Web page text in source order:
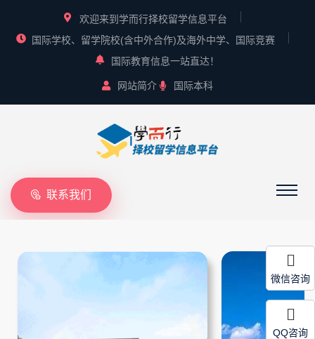
欢迎来到学而行择校留学信息平台
国际学校、留学院校(含中外合作)及海外中学、国际竞赛
国际教育信息一站直达！
网站简介 国际本科
联系我们
微信咨询
QQ咨询